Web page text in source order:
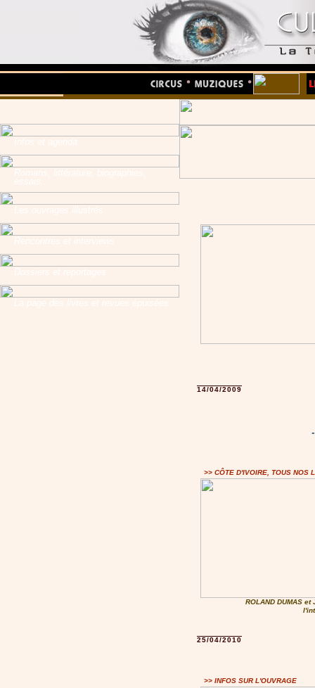
14/04/2009
>> CÔTE D'IVOIRE, TOUS NOS
ROLAND DUMAS et
25/04/2010
>> INFOS SUR L'OUVRAGE